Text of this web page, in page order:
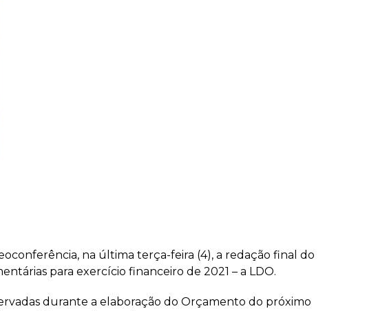
na última terça-feira (4), a redação final do
para exercício financeiro de 2021 – a LDO.
durante a elaboração do Orçamento do próximo